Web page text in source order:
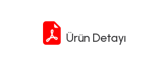
Ürün Detayı